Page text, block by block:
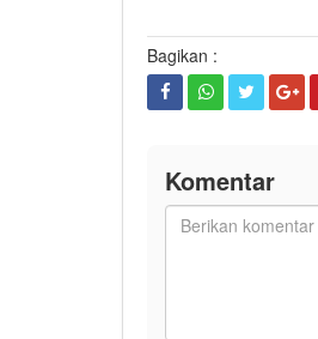
Bagikan :
Komentar